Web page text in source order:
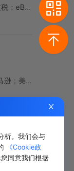
析。我们会与
《Cookie政
同意我们根据
FBA爆仓加剧；英国跨境电商明年起收税；eBay新增2家物流
eBay出售分类广告业务；乔丹起诉亚马逊；美西加州疫情加重